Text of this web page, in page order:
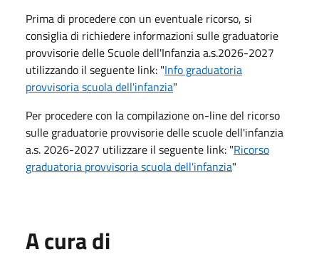
Prima di procedere con un eventuale ricorso, si
consiglia di richiedere informazioni sulle graduatorie
provvisorie delle Scuole dell'Infanzia a.s.2026-2027
utilizzando il seguente link: "Info graduatoria
provvisoria scuola dell'infanzia"
Per procedere con la compilazione on-line del ricorso
sulle graduatorie provvisorie delle scuole dell'infanzia
a.s. 2026-2027 utilizzare il seguente link: "Ricorso
graduatoria provvisoria scuola dell'infanzia"
A cura di